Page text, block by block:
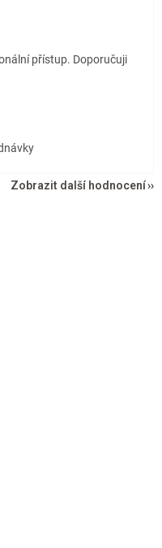
z 5 hvězdiček.
přístup. Doporučuji
z 5 hvězdiček.
Zobrazit další hodnocení